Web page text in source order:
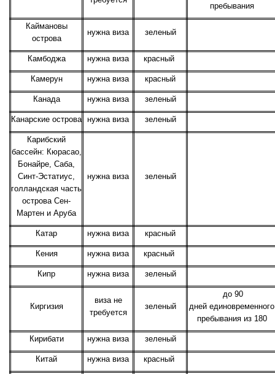
пребывания
Каймановы
острова
нужна виза зеленый
Камбоджа нужна виза красный
Камерун нужна виза красный
Канада нужна виза зеленый
Канарские острова нужна виза зеленый
Карибский
бассейн: Кюрасао,
Бонайре, Саба,
Синт-Эстатиус,
голландская часть
острова Сен-
Мартен и Аруба
нужна виза зеленый
Катар нужна виза красный
Кения нужна виза красный
Кипр нужна виза зеленый
Киргизия
виза не
требуется
зеленый
до 90
дней единовременного
пребывания из 180
Кирибати нужна виза зеленый
Китай нужна виза красный